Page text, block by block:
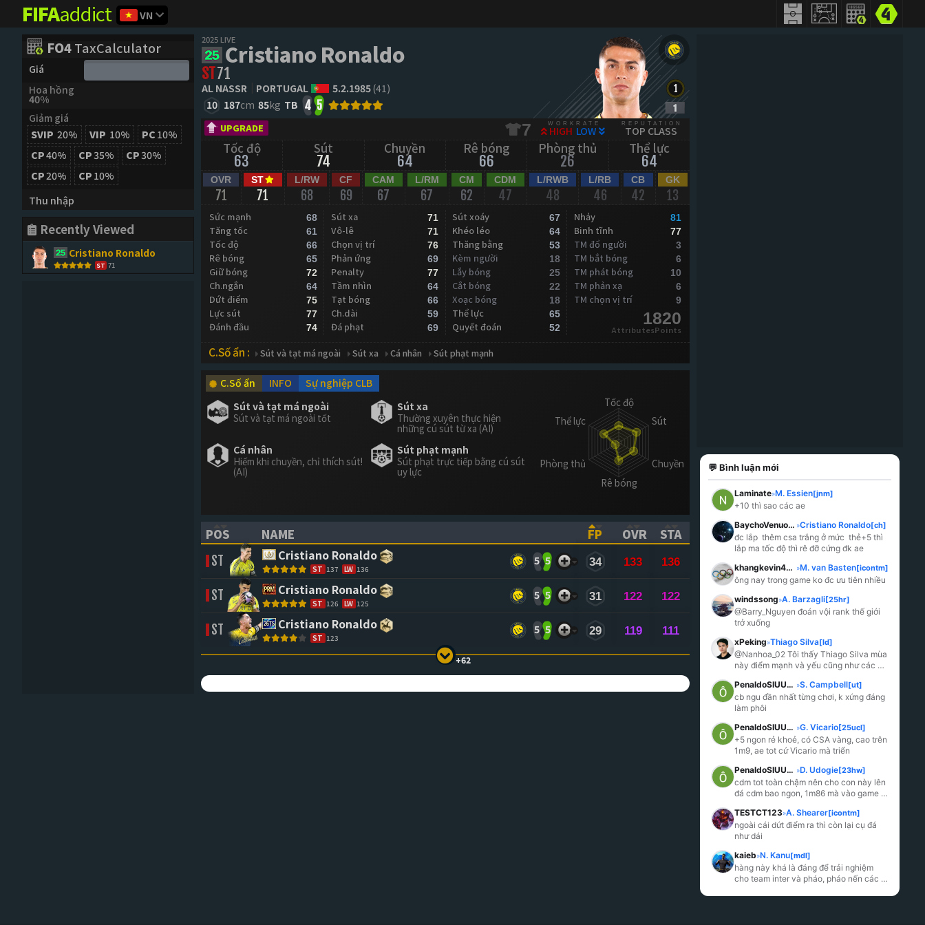
FIFAaddict VN
FO4TaxCalculator
Giá
Hoa hồng
40%
Giảm giá
SVIP 20% VIP 10% PC 10%
CP40% CP35% CP30%
CP20% CP 10%
Thu nhập
Recently Viewed
Cristiano Ronaldo
ST 71
2025 LIVECristiano Ronaldo
ST71
AL NASSR PORTUGAL 5.2.1985(41)
10 187cm 85kg TB 4 5
UPGRADE 7 WORKRATE
HIGH LOW
REPUTATION
TOP CLASS
Tốc độ
63
Sút
74
Chuyền
64
Rê bóng
66
Phòng thủ
26
Thể lực
64
OVR
71
ST
71
L/RW
68
CF
69
CAM
67
L/RM
67
CM
62
CDM
47
L/RWB
48
L/RB
46
CB
42
GK
13
Sức mạnh 68
Tăng tốc 61
Tốc độ 66
Rê bóng 65
Giữ bóng 72
Ch.ngắn 64
Dứt điểm 75
Lực sút 77
Đánh đầu 74
Sút xa 71
Vô-lê 71
Chọn vị trí 76
Phản ứng 69
Penalty 77
Tầm nhìn 64
Tạt bóng 66
Ch.dài 59
Đá phạt 69
Sút xoáy 67
Khéo léo 64
Thăng bằng 53
Kèm người 18
Lắy bóng 25
Cắt bóng 22
Xoạc bóng 18
Thể lực 65
Quyết đoán 52
Nhảy 81
Binh tĩnh 77
TM đổ người 3
TM bắt bóng 6
TM phát bóng 10
TM phản xạ 6
TM chọn vị trí 9
1820
AttributesPoints
C.Số ẩn : Sút và tạt má ngoài Sút xa Cá nhân Sút phạt mạnh
C.Số ẩn INFO
Sự nghiệp CLB
Sút và tạt má ngoài
Sút và tạt má ngoài tốt
Sút xa
Thường xuyên thực hiện
những cú sút từ xa (AI)
Cá nhân
Hiếm khi chuyền, chỉ thích sút!
(AI)
Sút phạt mạnh
Sút phạt trực tiếp bằng cú sút
uy lực
POS
(CLICK TO SORT ASCENDING)
NAME
(CLICK TO SORT ASCENDING)
FP
(CLICK TO SORT ASCENDING)
OVR
(CLICK TO SORT ASCENDING)
STA
(CLICK TO SORT ASCENDING)
ST Cristiano Ronaldo
ST 137 LW 136
5 5 34 133 136
ST Cristiano Ronaldo
ST 126 LW 125
5 5 31 122 122
ST Cristiano Ronaldo
ST 123
5 5 29 119 111
+62
💬 Bình luận mới
Laminate»M. Essien[jnm]
+10 thì sao các ae
BaychoVenuoc123 »Cristiano Ronaldo[ch]
đc lắp  thêm csa trắng ở mức  thẻ+5 thì
lắp ma tốc độ thì rê đỡ cứng đk ae
khangkevin404 »M. van Basten[icontm]
ông nay trong game ko đc ưu tiên nhiều
windssong»A. Barzagli[25hr]
@Barry_Nguyen đoán vội rank thế giới
trở xuống
xPeking»Thiago Silva[ld]
@Nanhoa_02 Tôi thấy Thiago Silva mùa
này điểm mạnh và yếu cũng như các
PenaldoSIUUUUUU »S. Campbell[ut]
cb ngu đần nhất từng chơi, k xứng đáng
làm phôi
PenaldoSIUUUUUU »G. Vicario[25ucl]
+5 ngon rẻ khoẻ, có CSA vàng, cao trên
1m9, ae tot cứ Vicario mà triển
PenaldoSIUUUUUU »D. Udogie[23hw]
cdm tot toàn chậm nên cho con này lên
đá cdm bao ngon, 1m86 mà vào game to
...
TESTCT123»A. Shearer[icontm]
ngoài cái dứt điểm ra thì còn lại cụ đá
như dái
kaieb»N. Kanu[mdl]
hàng này khá là đáng để trải nghiệm
cho team inter và pháo, pháo nến các